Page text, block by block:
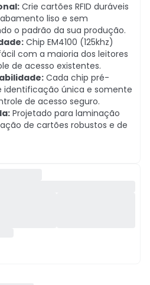
Crie cartões RFID duráveis
liso e sem
o padrão da sua produção.
Chip EM4100 (125khz)
com a maioria dos leitores
de acesso existentes.
Cada chip pré-
identificação única e somente
de acesso seguro.
Projetado para laminação
de cartões robustos e de